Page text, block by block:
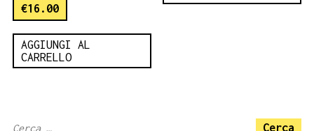
€16.00
AGGIUNGI AL
CARRELLO
Ricerca